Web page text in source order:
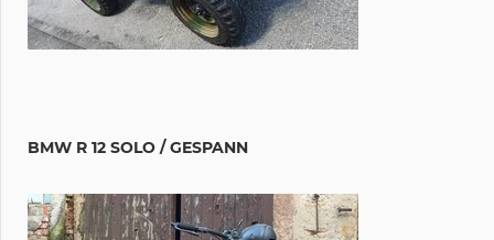
BMW R 12 SOLO / GESPANN